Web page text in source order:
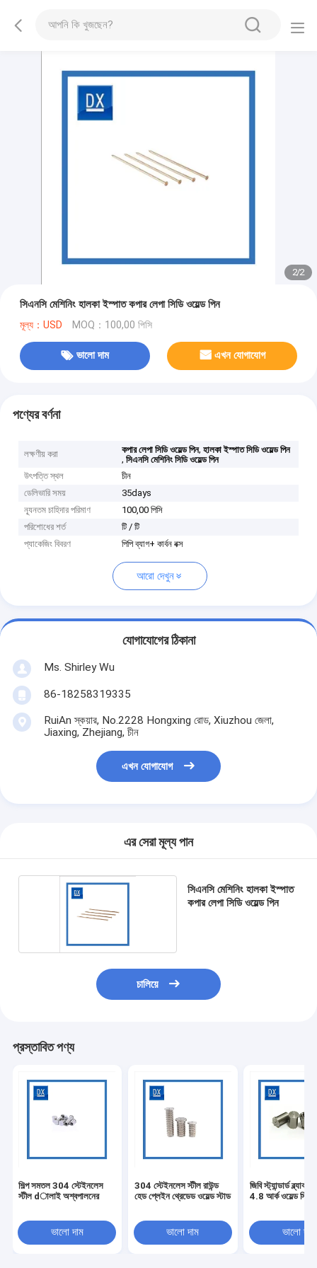
2/2
সিএনসি মেশিনিং হালকা ইস্পাত কপার লেপা সিডি ওয়েল্ড পিন
মূল্য：USD MOQ：100,00 পিসি
ভালো দাম এখন যোগাযোগ
পণ্যের বর্ণনা
লক্ষণীয় করা কপার লেপা সিডি ওয়েল্ড পিন,হালকা ইস্পাত সিডি ওয়েল্ড পিন
,সিএনসি মেশিনিং সিডি ওয়েল্ড পিন
উৎপত্তি স্থল
চীন
ডেলিভারি সময়
35days
ন্যূনতম চাহিদার পরিমাণ
100,00 পিসি
পরিশোধের শর্ত
টি / টি
প্যাকেজিং বিবরণ
পিপি ব্যাগ+ কার্বন বক্স
আরো দেখুন
যোগাযোগের ঠিকানা
Ms. Shirley Wu
86-18258319335
RuiAn স্কয়ার, No.2228 Hongxing রোড, Xiuzhou জেলা,
Jiaxing, Zhejiang, চীন
এখন যোগাযোগ
এর সেরা মূল্য পান
সিএনসি মেশিনিং হালকা ইস্পাত
কপার লেপা সিডি ওয়েল্ড পিন
চালিয়ে
প্রস্তাবিত পণ্য
শিল্প সমতল 304 স্টেইনলেস
স্টীল dালাই অশ্বপালনের
ভালো দাম
304 স্টেইনলেস স্টীল রাউন্ড
হেড প্লেইন থ্রেডেড ওয়েল্ড স্টাড
ভালো দাম
জিবি স্ট্যান্ডার্ড
4.8 আর্ক ওয়েল্ড স্টিল
ভালো দাম